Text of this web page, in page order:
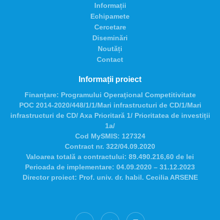
Informații
Echipamete
Cercetare
Diseminări
Noutăți
Contact
Informații proiect
Finanțare: Programului Operaţional Competitivitate
POC 2014-2020/448/1/1/Mari infrastructuri de CD/1/Mari
infrastructuri de CD/ Axa Prioritară 1/ Prioritatea de investiții
1a/
Cod MySMIS: 127324
Contract nr. 322/04.09.2020
Valoarea totală a contractului: 89.490.216,60 de lei
Perioada de implementare: 04.09.2020 – 31.12.2023
Director proiect: Prof. univ. dr. habil. Cecilia ARSENE